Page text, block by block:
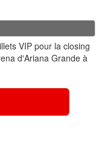
VIP pour la closing
d'Ariana Grande à